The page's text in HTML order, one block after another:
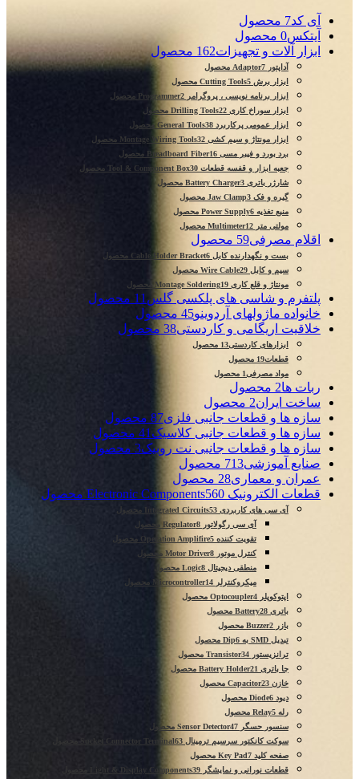
آی کد7 محصول
آیتکس0 محصول
ابزار آلات و تجهیزات162 محصول
آداپتور Adaptor 7 محصول
ابزار برش Cutting Tools 5 محصول
ابزار برنامه نویسی ، پروگرامر Programmer 2 محصول
ابزار سوراخ کاری Drilling Tools 22 محصول
ابزار عمومی پرکاربرد General Tools 38 محصول
ابزار مونتاژ و سیم کشی Montage Wiring Tools 32 محصول
برد بورد و فیبر مسی Breadboard Fiber 16 محصول
جعبه ابزار و قفسه قطعات Tool & Component Box 30 محصول
شارژر باتری Battery Charger 3 محصول
گیره و فک Jaw Clamp 3 محصول
منبع تغذیه Power Supply 6 محصول
مولتی متر Multimeter 12 محصول
اقلام مصرفی59 محصول
بست و نگهدارنده کابل Cable Holder Bracket 6 محصول
سیم و کابل Wire Cable 29 محصول
مونتاژ و قلع کاری Montage Soldering 19 محصول
پلتفرم و شاسی های پلکسی گلس 11 محصول
خانواده ماژولهای آردوینو45 محصول
خلاقیت اریگامی و کاردستی38 محصول
ابزارهای کاردستی13 محصول
قطعات19 محصول
مواد مصرفی1 محصول
ربات ها2 محصول
ساخت ایران2 محصول
سازه ها و قطعات جانبی فلزی87 محصول
سازه ها و قطعات جانبی کلاسیک 41 محصول
سازه ها و قطعات جانبی نت روبیک3 محصول
صنایع آموزشی713 محصول
عمران و معماری28 محصول
قطعات الکترونیک Electronic Components 560 محصول
آی سی های کاربردی Integrated Circuits 53 محصول
آی سی رگولاتور Regulator 8 محصول
تقویت کننده Operation Amplifire 5 محصول
کنترل موتور Motor Driver 8 محصول
منطقی دیجیتال Logic 8 محصول
میکروکنترلر Microcontroller 14 محصول
اپتوکوپلر Optocoupler 4 محصول
باتری Battery 28 محصول
بازر Buzzer 2 محصول
تبدیل SMD به Dip
6 محصول
ترانزیستور Transistor 34 محصول
جا باتری Battery Holder 21 محصول
خازن Capacitor 23 محصول
دیود Diode 6 محصول
رله Relay 5 محصول
سنسور حسگر Sensor Detector 47 محصول
سوکت کانکتور سرسیم ترمینال Sucket Connector Terminal 63 محصول
صفحه کلید Key Pad 7 محصول
قطعات نورانی و نمایشگر Light & Display Components 39 محصول